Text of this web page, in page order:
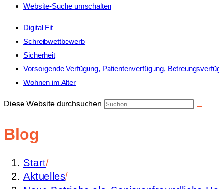
Website-Suche umschalten
Digital Fit
Schreibwettbewerb
Sicherheit
Vorsorgende Verfügung, Patientenverfügung,
Wohnen im Alter
Diese Website durchsuchen
Blog
Start/
Aktuelles/